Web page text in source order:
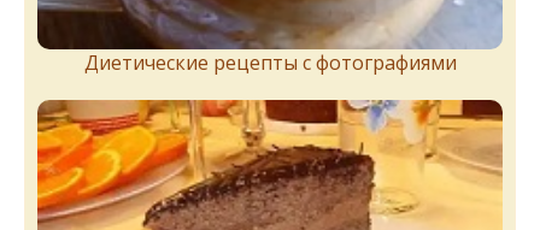
Диетические рецепты с фотографиями